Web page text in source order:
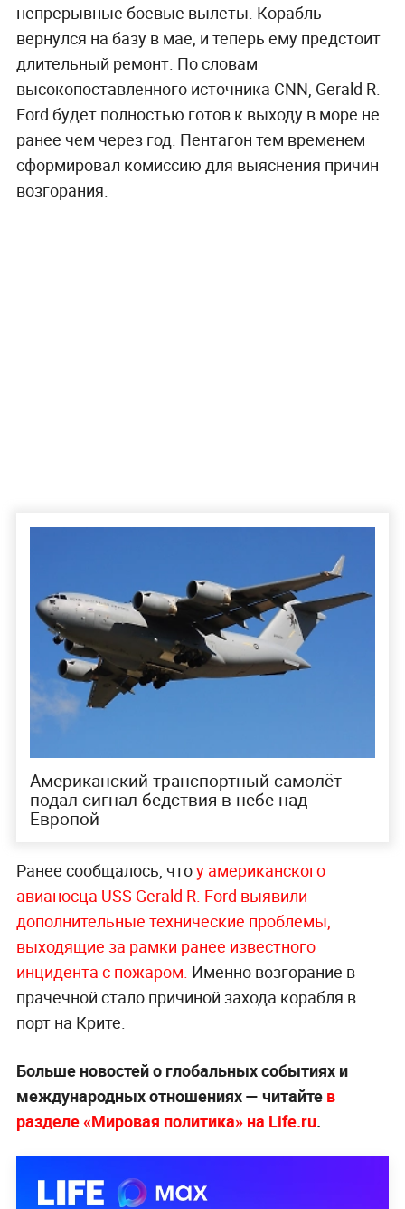
непрерывные боевые вылеты. Корабль
вернулся на базу в мае, и теперь ему предстоит
длительный ремонт. По словам
высокопоставленного источника CNN, Gerald R.
Ford будет полностью готов к выходу в море не
ранее чем через год. Пентагон тем временем
сформировал комиссию для выяснения причин
возгорания.
Американский транспортный самолёт
подал сигнал бедствия в небе над
Европой
Ранее сообщалось, чтоу американского
авианосца USS Gerald R. Ford выявили
дополнительные технические проблемы,
выходящие за рамки ранее известного
инцидента с пожаром. Именно возгорание в
прачечной стало причиной захода корабля в
порт на Крите.
Больше новостей о глобальных событиях и
международных отношениях — читайте в
разделе «Мировая политика» на Life.ru.